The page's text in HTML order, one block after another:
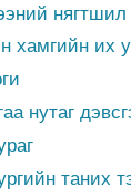
нягтшил
хамгийн их
нутаг
таних